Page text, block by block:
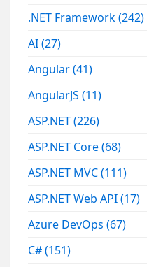
.NET Framework(242)
AI(27)
Angular(41)
AngularJS(11)
ASP.NET(226)
ASP.NET Core(68)
ASP.NET MVC(111)
ASP.NET Web API(17)
Azure DevOps(67)
C#(151)